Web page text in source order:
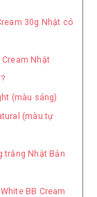
30g Nhật có
Nhật
(màu sáng)
(màu tự
trắng Nhật Bản
BB Cream